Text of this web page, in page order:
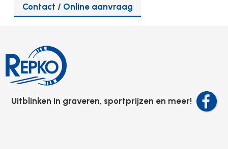
Contact / Online aanvraag
Uitblinken in graveren, sportprijzen en meer!